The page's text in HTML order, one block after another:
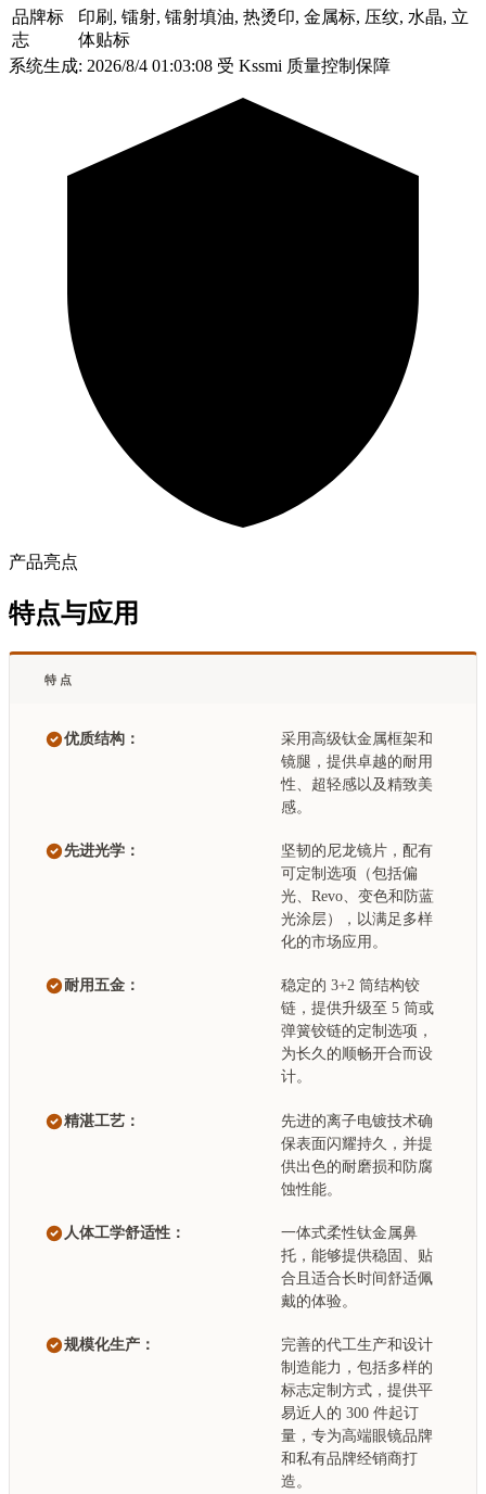
品牌标
志
印刷, 镭射, 镭射填油, 热烫印, 金属标, 压纹, 水晶, 立
体贴标
系统生成: 2026/8/4 01:03:08 受 Kssmi 质量控制保障
产品亮点
特点与应用
特点
优质结构：
采用高级钛金属框架和
镜腿，提供卓越的耐用
性、超轻感以及精致美
感。
先进光学：
坚韧的尼龙镜片，配有
可定制选项（包括偏
光、Revo、变色和防蓝
光涂层），以满足多样
化的市场应用。
耐用五金：
稳定的 3+2 筒结构铰
链，提供升级至 5 筒或
弹簧铰链的定制选项，
为长久的顺畅开合而设
计。
精湛工艺：
先进的离子电镀技术确
保表面闪耀持久，并提
供出色的耐磨损和防腐
蚀性能。
人体工学舒适性：
一体式柔性钛金属鼻
托，能够提供稳固、贴
合且适合长时间舒适佩
戴的体验。
规模化生产：
完善的代工生产和设计
制造能力，包括多样的
标志定制方式，提供平
易近人的 300 件起订
量，专为高端眼镜品牌
和私有品牌经销商打
造。